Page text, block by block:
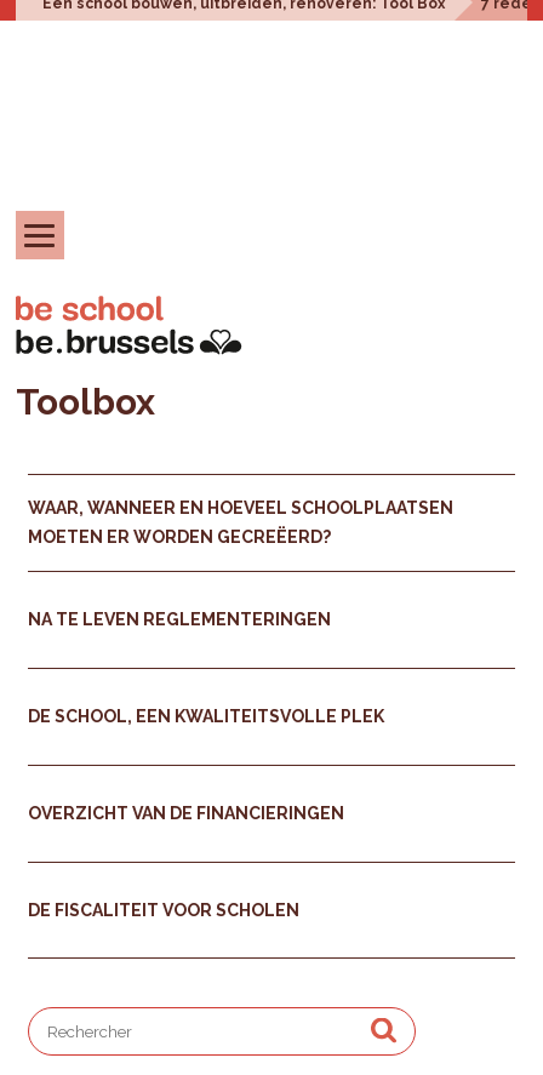
Een school bouwen, uitbreiden, renoveren: Tool Box 7
Toolbox
WAAR, WANNEER EN HOEVEEL SCHOOLPLAATSEN
MOETEN ER WORDEN GECREËERD?
NA TE LEVEN REGLEMENTERINGEN
DE SCHOOL, EEN KWALITEITSVOLLE PLEK
OVERZICHT VAN DE FINANCIERINGEN
DE FISCALITEIT VOOR SCHOLEN